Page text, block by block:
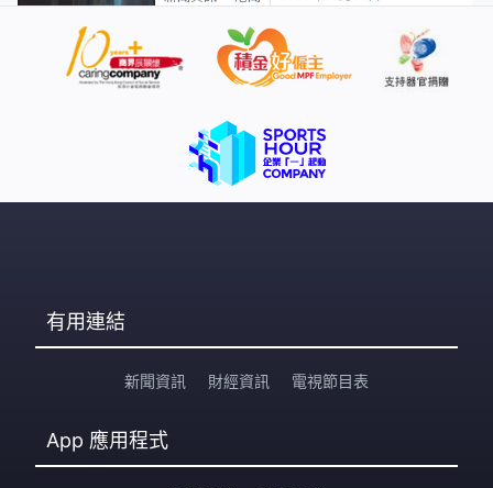
有用連結
新聞資訊 財經資訊 電視節目表
App 應用程式